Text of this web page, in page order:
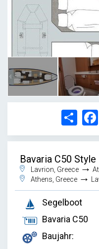
Share
Bavaria C50 Style
Lavrion, Greece →
Athens, Greece →
Segelboot
Bavaria C50
Baujahr: